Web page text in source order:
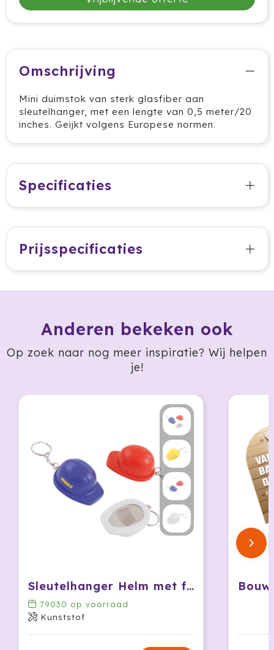
Herschel
Igloo
Impliva
IZY
JBL
JENS Living
Join The Pipe
JournalBooks
KING
Klean Kanteen
Larq
MagLite
Maxema
Omschrijving
Mini duimstok van sterk glasfiber aan
sleutelhanger, met een lengte van 0,5 meter/20
inches. Geijkt volgens Europese normen.
Specificaties
Prijsspecificaties
Anderen bekeken ook
Op zoek naar nog meer inspiratie? Wij helpen
je!
Sleutelhanger Helm met flesopener
79030 op voorraad
Kunststof